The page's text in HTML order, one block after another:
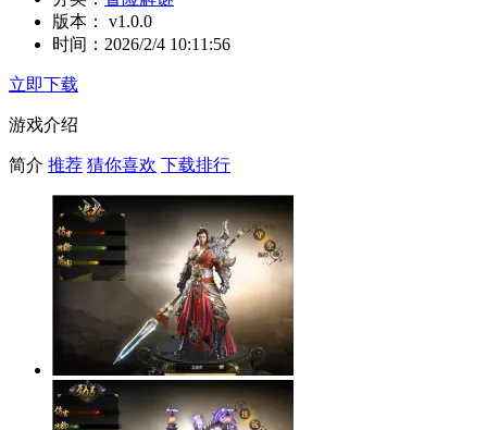
版本：
v1.0.0
时间： 2026/2/4 10:11:56
立即下载
游戏介绍
简介 推荐 猜你喜欢 下载排行